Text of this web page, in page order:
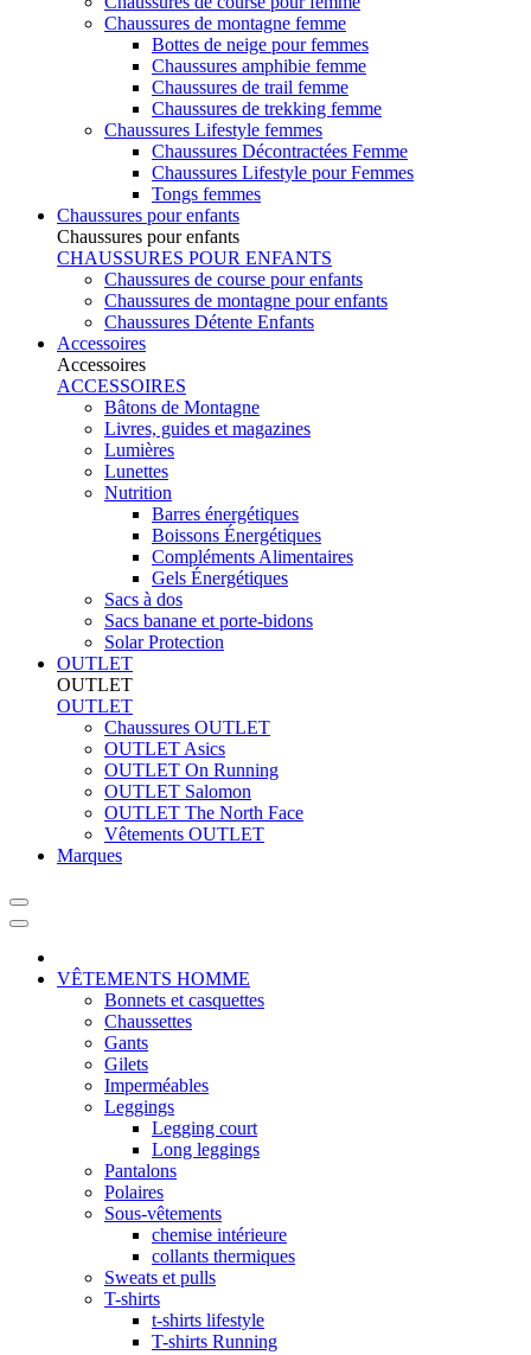
Chaussures de montagne femme
Bottes de neige pour femmes
Chaussures amphibie femme
Chaussures de trail femme
Chaussures de trekking femme
Chaussures Lifestyle femmes
Chaussures Décontractées Femme
Chaussures Lifestyle pour Femmes
Tongs femmes
Chaussures pour enfants
Chaussures pour enfants
CHAUSSURES POUR ENFANTS
Chaussures de course pour enfants
Chaussures de montagne pour enfants
Chaussures Détente Enfants
Accessoires
Accessoires
ACCESSOIRES
Bâtons de Montagne
Livres, guides et magazines
Lumières
Lunettes
Nutrition
Barres énergétiques
Boissons Énergétiques
Compléments Alimentaires
Gels Énergétiques
Sacs à dos
Sacs banane et porte-bidons
Solar Protection
OUTLET
OUTLET
OUTLET
Chaussures OUTLET
OUTLET Asics
OUTLET On Running
OUTLET Salomon
OUTLET The North Face
Vêtements OUTLET
Marques
VÊTEMENTS HOMME
Bonnets et casquettes
Chaussettes
Gants
Gilets
Imperméables
Leggings
Legging court
Long leggings
Pantalons
Polaires
Sous-vêtements
chemise intérieure
collants thermiques
Sweats et pulls
T-shirts
t-shirts lifestyle
T-shirts Running